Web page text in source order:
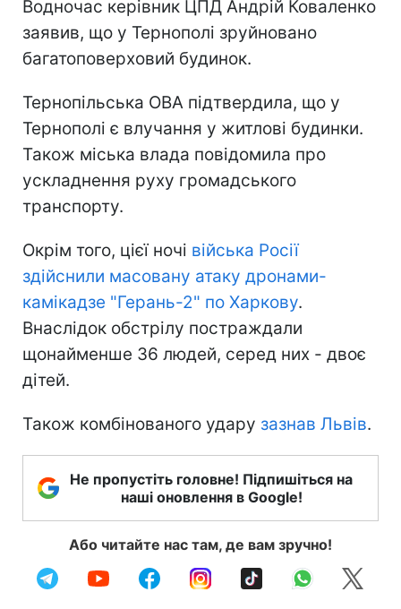
Водночас керівник ЦПД Андрій Коваленко
заявив, що у Тернополі зруйновано
багатоповерховий будинок.
Тернопільська ОВА підтвердила, що у
Тернополі є влучання у житлові будинки.
Також міська влада повідомила про
ускладнення руху громадського
транспорту.
Окрім того, цієї ночі війська Росії
здійснили масовану атаку дронами-
камікадзе "Герань-2" по Харкову.
Внаслідок обстрілу постраждали
щонайменше 36 людей, серед них - двоє
дітей.
Також комбінованого удару зазнав Львів.
Не пропустіть головне! Підпишіться на
наші оновлення в Google!
Або читайте нас там, де вам зручно!